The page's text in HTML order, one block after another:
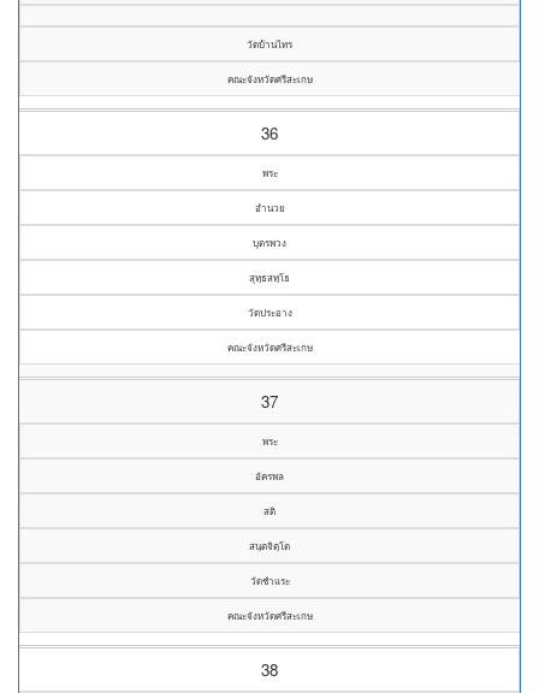
วัดบ้านไทร
คณะจังหวัดศรีสะเกษ
36
พระ
อำนวย
บุตรพวง
สุทฺธสทฺโธ
วัดประอาง
คณะจังหวัดศรีสะเกษ
37
พระ
อัครพล
สติ
สนฺตจิตฺโต
วัดชำแระ
คณะจังหวัดศรีสะเกษ
38